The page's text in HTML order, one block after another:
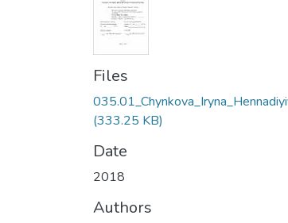
Files
(333.25 KB)
Date
2018
Authors